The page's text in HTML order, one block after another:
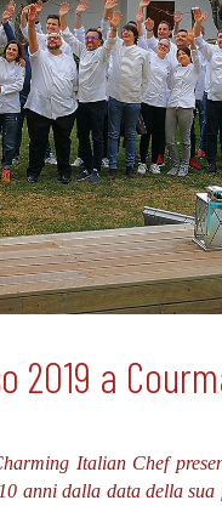
2019 a
Italian Chef
anni dalla data della